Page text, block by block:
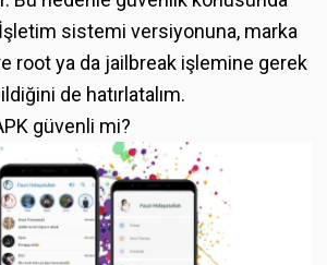
sistemi versiyonuna, marka
root ya da jailbreak işlemine gerek
de hatırlatalım.
güvenli mi?